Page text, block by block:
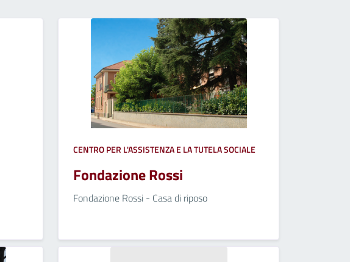
CENTRO PER L'ASSISTENZA E LA TUTELA SOCIALE
Fondazione Rossi
Fondazione Rossi - Casa di riposo